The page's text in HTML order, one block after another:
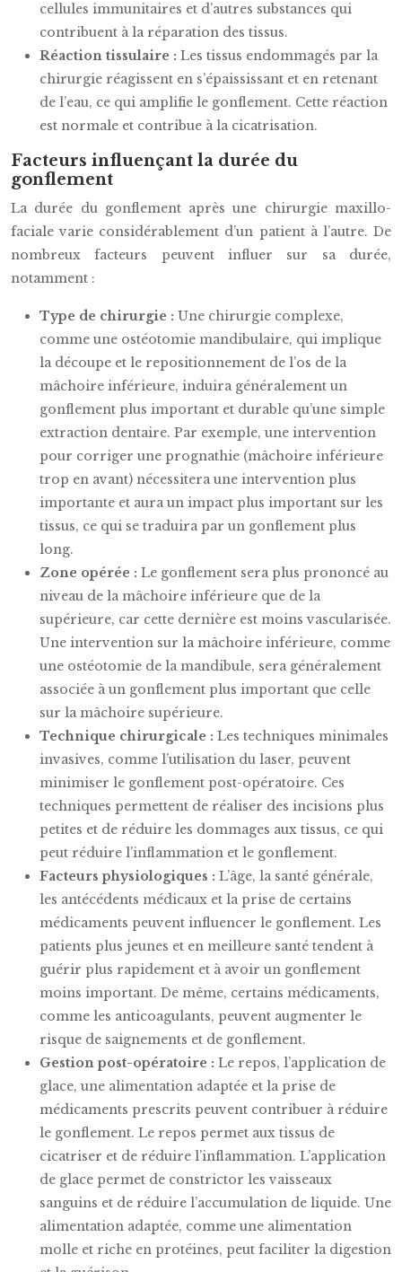
cellules immunitaires et d’autres substances qui
contribuent à la réparation des tissus.
Réaction tissulaire : Les tissus endommagés par la
chirurgie réagissent en s’épaississant et en retenant
de l’eau, ce qui amplifie le gonflement. Cette réaction
est normale et contribue à la cicatrisation.
Facteurs influençant la durée du
gonflement
La durée du gonflement après une chirurgie maxillo-
faciale varie considérablement d’un patient à l’autre. De
nombreux facteurs peuvent influer sur sa durée,
notamment :
Type de chirurgie : Une chirurgie complexe,
comme une ostéotomie mandibulaire, qui implique
la découpe et le repositionnement de l’os de la
mâchoire inférieure, induira généralement un
gonflement plus important et durable qu’une simple
extraction dentaire. Par exemple, une intervention
pour corriger une prognathie (mâchoire inférieure
trop en avant) nécessitera une intervention plus
importante et aura un impact plus important sur les
tissus, ce qui se traduira par un gonflement plus
long.
Zone opérée : Le gonflement sera plus prononcé au
niveau de la mâchoire inférieure que de la
supérieure, car cette dernière est moins vascularisée.
Une intervention sur la mâchoire inférieure, comme
une ostéotomie de la mandibule, sera généralement
associée à un gonflement plus important que celle
sur la mâchoire supérieure.
Technique chirurgicale : Les techniques minimales
invasives, comme l’utilisation du laser, peuvent
minimiser le gonflement post-opératoire. Ces
techniques permettent de réaliser des incisions plus
petites et de réduire les dommages aux tissus, ce qui
peut réduire l’inflammation et le gonflement.
Facteurs physiologiques : L’âge, la santé générale,
les antécédents médicaux et la prise de certains
médicaments peuvent influencer le gonflement. Les
patients plus jeunes et en meilleure santé tendent à
guérir plus rapidement et à avoir un gonflement
moins important. De même, certains médicaments,
comme les anticoagulants, peuvent augmenter le
risque de saignements et de gonflement.
Gestion post-opératoire : Le repos, l’application de
glace, une alimentation adaptée et la prise de
médicaments prescrits peuvent contribuer à réduire
le gonflement. Le repos permet aux tissus de
cicatriser et de réduire l’inflammation. L’application
de glace permet de constrictor les vaisseaux
sanguins et de réduire l’accumulation de liquide. Une
alimentation adaptée, comme une alimentation
molle et riche en protéines, peut faciliter la digestion